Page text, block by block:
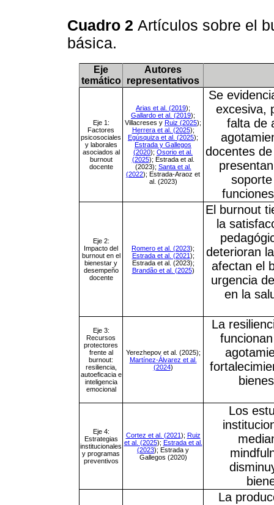
Cuadro 2 Artículos sobre el
básica.
Eje
temático
Autores
representativos
Eje 1:
Factores
psicosociales
y laborales
asociados al
burnout
docente
Arias et al. (2019);
Gallardo et al. (2019);
Villacreses y Ruiz (2025);
Herrera et al. (2025);
Egúsquiza et al. (2025);
Estrada y Gallegos
(2020); Osorio et al.
(2025); Estrada et al.
(2023); Santa et al.
(2022); Estrada-Araoz et
al. (2023)
Se
excesiva,
falta de
docentes
Eje 2:
Impacto del
burnout en el
bienestar y
desempeño
docente
Romero et al. (2023);
Estrada et al. (2021 );
Estrada et al. (2023);
Brandão et al. (2025)
El burnout
la
deterioran
afectan el
urgencia
en la
Eje 3:
Recursos
protectores
frente al
burnout:
resiliencia,
autoeficacia e
inteligencia
emocional
Yerezhepov et al. (2025);
Martínez-Álvarez et al.
(2024)
La
Eje 4:
Estrategias
institucionales
y programas
preventivos
Cortez et al. (2021 ); Ruiz
et al. (2025); Estrada et al.
(2023); Estrada y
Gallegos (2020)
Los
La